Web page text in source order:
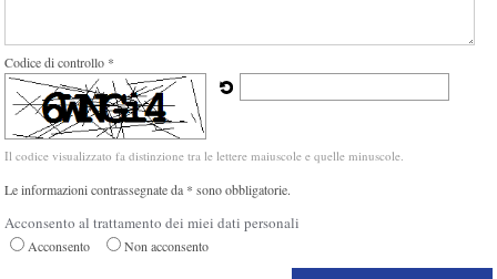
Codice di controllo *
Il codice visualizzato fa distinzione tra le lettere maiuscole e quelle minuscole.
Le informazioni contrassegnate da * sono obbligatorie.
Acconsento al trattamento dei miei dati personali
Acconsento Non acconsento